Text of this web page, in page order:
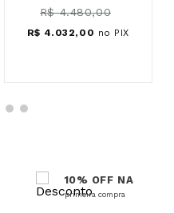
R$ 4.480,00
R$ 4. 032, 00 no PIX
10% OFF NA
primeira compra